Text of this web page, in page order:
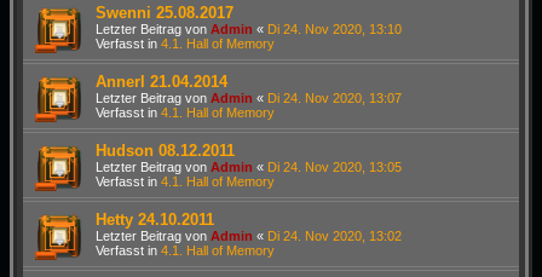
Swenni 25.08.2017
Letzter Beitrag von Admin « Di 24. Nov 2020, 13:10
Verfasst in 4.1. Hall of Memory
Annerl 21.04.2014
Letzter Beitrag von Admin « Di 24. Nov 2020, 13:07
Verfasst in 4.1. Hall of Memory
Hudson 08.12.2011
Letzter Beitrag von Admin « Di 24. Nov 2020, 13:05
Verfasst in 4.1. Hall of Memory
Hetty 24.10.2011
Letzter Beitrag von Admin « Di 24. Nov 2020, 13:02
Verfasst in 4.1. Hall of Memory